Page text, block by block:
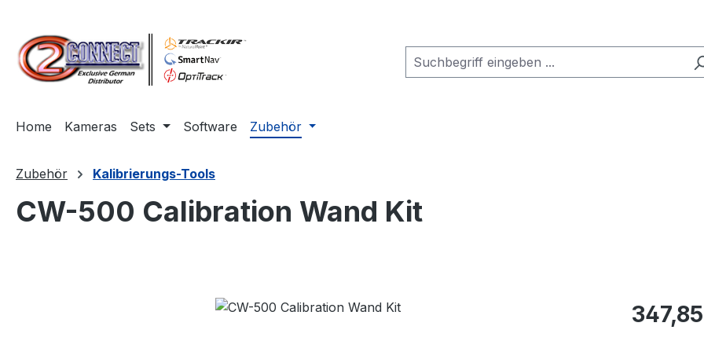
Home Kameras Sets Software Zubehör
Zubehör Kalibrierungs-Tools
CW-500 Calibration Wand Kit
Regulärer